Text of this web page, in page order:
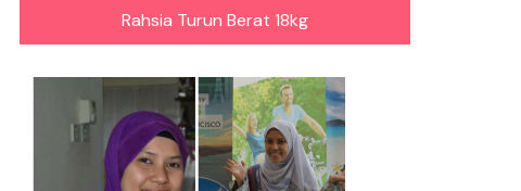
Rahsia Turun Berat 18kg